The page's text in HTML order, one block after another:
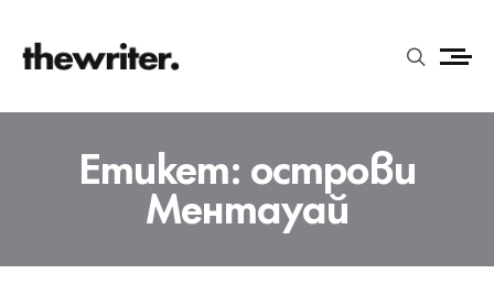
Етикет:острови
Ментауай